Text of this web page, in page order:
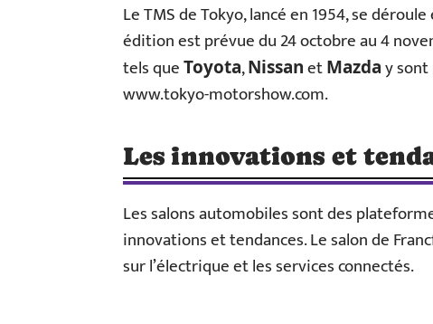
Le TMS de Tokyo, lancé en 1954, se
édition est prévue du 24 octobre au 4
tels queToyota,NissanetMazday
www.tokyo-motorshow.com.
Les innovations et
Les salons automobiles sont des
innovations et tendances. Le salon de
sur l’électrique et les services connectés.